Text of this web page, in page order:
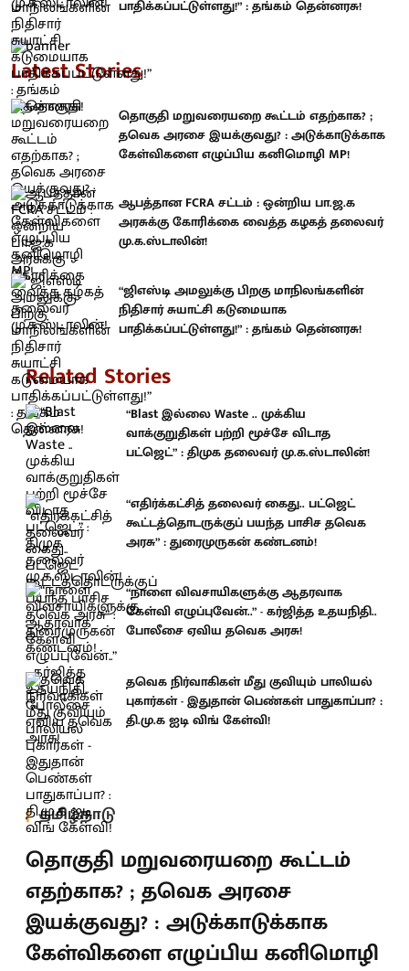
பாதிக்கப்பட்டுள்ளது!” : தங்கம் தென்னரசு!
Latest Stories
தொகுதி மறுவரையறை கூட்டம் எதற்காக? ;
தவெக அரசை இயக்குவது? : அடுக்காடுக்காக
கேள்விகளை எழுப்பிய கனிமொழி MP!
ஆபத்தான FCRA சட்டம் : ஒன்றிய பா.ஜ.க
அரசுக்கு கோரிக்கை வைத்த கழகத் தலைவர்
மு.க.ஸ்டாலின்!
“ஜிஎஸ்டி அமலுக்கு பிறகு மாநிலங்களின்
நிதிசார் சுயாட்சி கடுமையாக
பாதிக்கப்பட்டுள்ளது!” : தங்கம் தென்னரசு!
Related Stories
“Blast இல்லை Waste .. முக்கிய
வாக்குறுதிகள் பற்றி மூச்சே விடாத
பட்ஜெட்” : திமுக தலைவர் மு.க.ஸ்டாலின்!
“எதிர்க்கட்சித் தலைவர் கைது.. பட்ஜெட்
கூட்டத்தொடருக்குப் பயந்த பாசிச தவெக
அரசு” : துரைமுருகன் கண்டனம்!
“நாளை விவசாயிகளுக்கு ஆதரவாக
கேள்வி எழுப்புவேன்..” - கர்ஜித்த உதயநிதி..
போலீசை ஏவிய தவெக அரசு!
தவெக நிர்வாகிகள் மீது குவியும் பாலியல்
புகார்கள் - இதுதான் பெண்கள் பாதுகாப்பா? :
தி.மு.க ஐடி விங் கேள்வி!
தமிழ்நாடு
தொகுதி மறுவரையறை கூட்டம்
எதற்காக? ; தவெக அரசை
இயக்குவது? : அடுக்காடுக்காக
கேள்விகளை எழுப்பிய கனிமொழி